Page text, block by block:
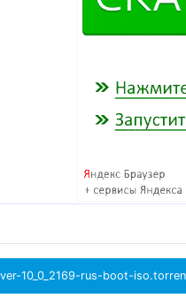
10_0_2169-rus-boot-